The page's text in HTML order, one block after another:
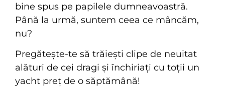
bine spus pe papilele dumneavoastră.
Până la urmă, suntem ceea ce mâncăm,
nu?
Pregătește-te să trăiești clipe de neuitat
alături de cei dragi și închiriați cu toții un
yacht preț de o săptămână!